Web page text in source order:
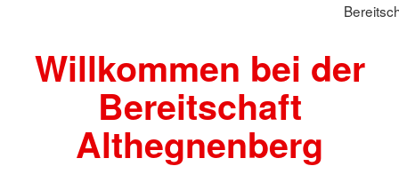
Willkommen bei der
Bereitschaft
Althegnenberg